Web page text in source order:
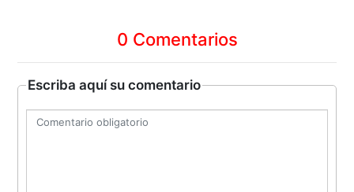
0 Comentarios
Escriba aquí su comentario